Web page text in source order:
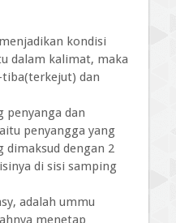
kondisi
dalam kalimat, maka
dan
penyanga dan
penyangga yang
dimaksud dengan 2
di sisi samping
adalah ummu
menetap